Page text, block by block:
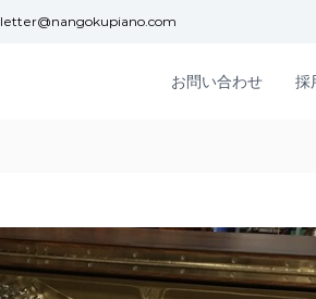
letter@nangokupiano.com
お問い合わせ 採